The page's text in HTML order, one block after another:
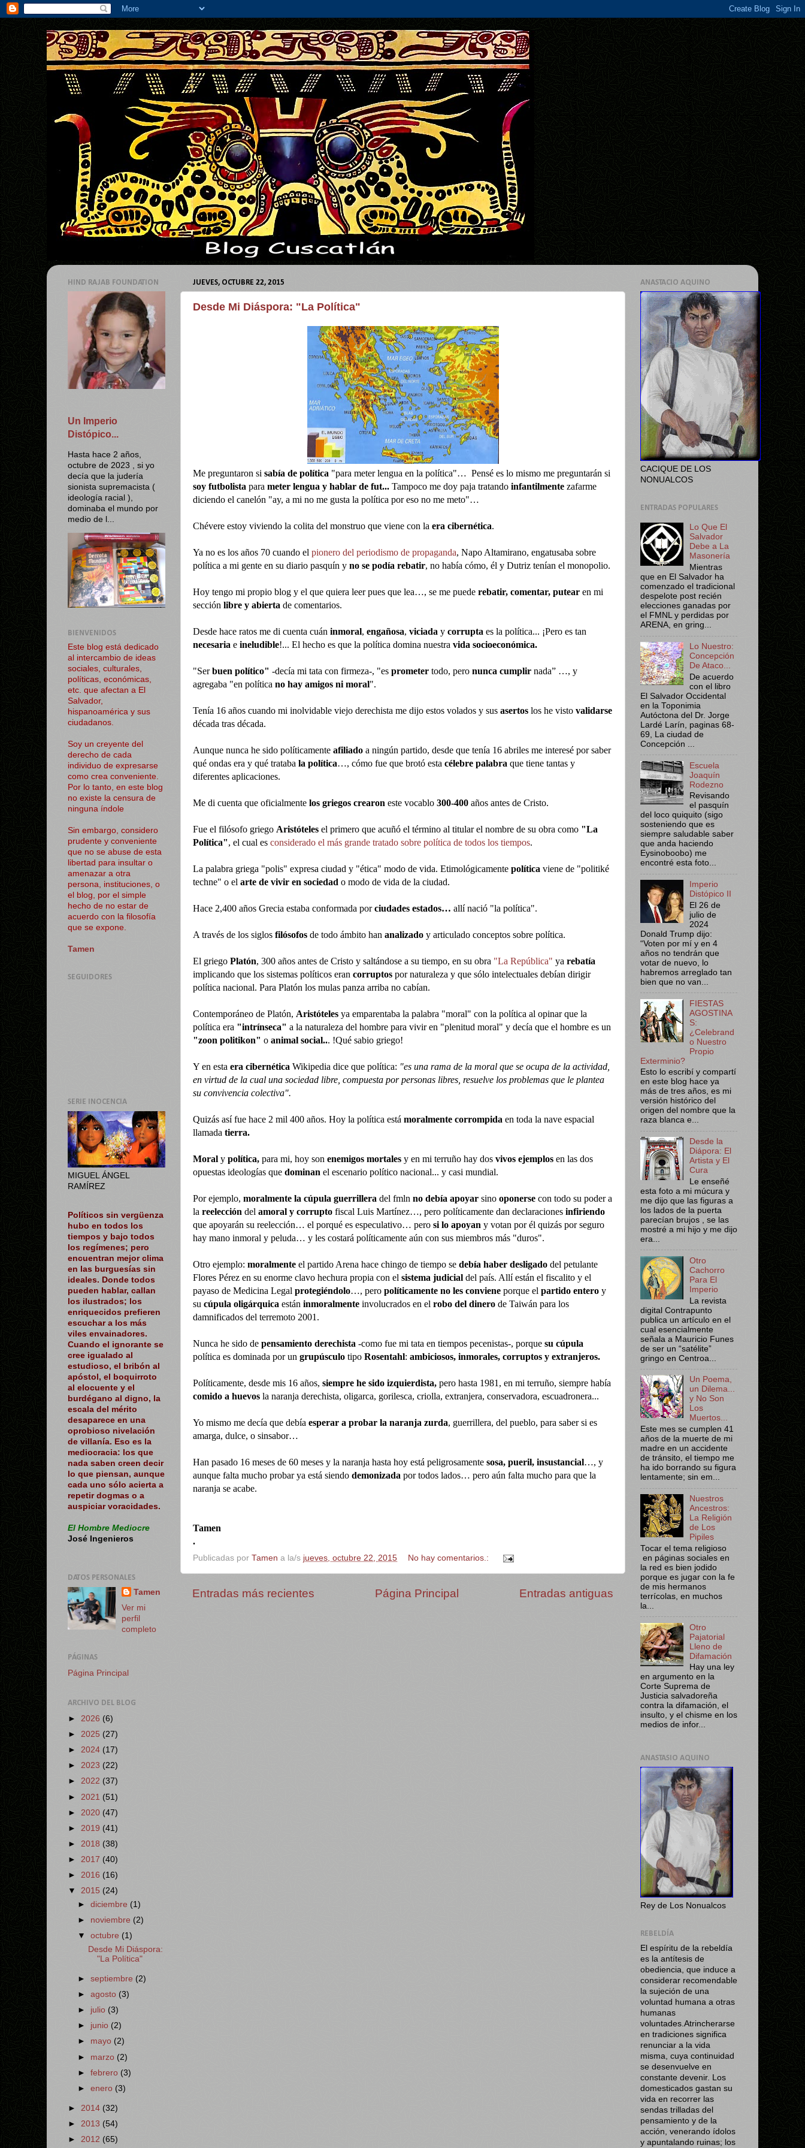
JUEVES, OCTUBRE 22, 2015
Desde Mi Diáspora: "La Política"
Me preguntaron si sabía de política "para meter lengua en la política"… Pensé es lo mismo me preguntarán si
soy futbolista para meter lengua y hablar de fut... Tampoco me doy paja tratando infantilmente zafarme
diciendo el canelón "ay, a mi no me gusta la política por eso no me meto"…
Chévere estoy viviendo la colita del monstruo que viene con la era cibernética.
Ya no es los años 70 cuando el pionero del periodismo de propaganda, Napo Altamirano, engatusaba sobre
política a mi gente en su diario pasquín y no se podía rebatir, no había cómo, él y Dutriz tenían el monopolio.
Hoy tengo mi propio blog y el que quiera leer pues que lea…, se me puede rebatir, comentar, putear en mi
sección libre y abierta de comentarios.
Desde hace ratos me di cuenta cuán inmoral, engañosa, viciada y corrupta es la política... ¡Pero es tan
necesaria e ineludible!... El hecho es que la política domina nuestra vida socioeconómica.
"Serbuen político" -decía mi tata con firmeza-, "es prometer todo, pero nunca cumplir nada” …, y
agregaba "en política no hay amigos ni moral".
Tenía 16 años cuando mi inolvidable viejo derechista me dijo estos volados y sus asertos los he visto validarse
década tras década.
Aunque nunca he sido políticamente afiliado a ningún partido, desde que tenía 16 abriles me interesé por saber
qué ondas era y qué trataba la política…, cómo fue que brotó esta célebre palabra que tiene tantas y
diferentes aplicaciones.
Me di cuenta que oficialmente los griegos crearon este vocablo 300-400 años antes de Cristo.
Fue el filósofo griego Aristóteles el primero que acuñó el término al titular el nombre de su obra como "La
Política", el cual es considerado el más grande tratado sobre política de todos los tiempos.
La palabra griega "polis" expresa ciudad y "ética" modo de vida. Etimológicamente política viene de "politiké
techne" o el arte de vivir en sociedad o modo de vida de la ciudad.
Hace 2,400 años Grecia estaba conformada porciudades estados… allí nació "la política".
A través de los siglos filósofos de todo ámbito han analizado y articulado conceptos sobre política.
El griego Platón, 300 años antes de Cristo y saltándose a su tiempo, en su obra "La República" ya rebatía
implicando que los sistemas políticos eran corruptos por naturaleza y que sólo intelectuales debían dirigir
política nacional. Para Platón los mulas panza arriba no cabían.
Contemporáneo de Platón, Aristóteles ya emparentaba la palabra "moral" con la política al opinar que la
política era "intrínseca" a la naturaleza del hombre para vivir en "plenitud moral" y decía que el hombre es un
"zoon politikon" o animal social... !Qué sabio griego!
Y en esta era cibernética Wikipedia dice que política: "es una rama de la moral que se ocupa de la actividad,
en virtud de la cual una sociedad libre, compuesta por personas libres, resuelve los problemas que le plantea
su convivencia colectiva".
Quizás así fue hace 2 mil 400 años. Hoy la política está moralmente corrompida en toda la nave espacial
llamada tierra.
Moral y política, para mi, hoy son enemigos mortales y en mi terruño hay dos vivos ejemplos en las dos
opuestas ideologías que dominan el escenario político nacional... y casi mundial.
Por ejemplo, moralmente la cúpula guerrillera del fmln no debía apoyar sino oponerse con todo su poder a
la reelección del amoral y corrupto fiscal Luis Martínez…, pero políticamente dan declaraciones infiriendo
que apoyarán su reelección… el porqué es especulativo… pero si lo apoyan y votan por él quizás por seguro
hay mano inmoral y peluda… y les costará políticamente aún con sus miembros más "duros".
Otro ejemplo: moralmente el partido Arena hace chingo de tiempo se debía haber desligado del petulante
Flores Pérez en su enorme clavo hechura propia con el sistema judicial del país. Allí están el fiscalito y el
payaso de Medicina Legal protegiéndolo…, pero políticamente no les conviene porque el partido entero y
su cúpula oligárquica están inmoralmente involucrados en el robo del dinero de Taiwán para los
damnificados del terremoto 2001.
Nunca he sido de pensamiento derechista -como fue mi tata en tiempos pecenistas-, porque su cúpula
política es dominada por un grupúsculo tipo Rosentahl: ambiciosos, inmorales, corruptos y extranjeros.
Políticamente, desde mis 16 años, siempre he sido izquierdista, pero hasta 1981, en mi terruño, siempre había
comido a huevos la naranja derechista, oligarca, gorilesca, criolla, extranjera, conservadora, escuadronera...
Yo mismo me decía que debía esperar a probar la naranja zurda, guerrillera, del pueblo, para saber si es
amarga, dulce, o sinsabor…
Han pasado 16 meses de 60 meses y la naranja hasta hoy está peligrosamente sosa, pueril, insustancial…, y
aunque falta mucho probar ya está siendo demonizada por todos lados… pero aún falta mucho para que la
naranja se acabe.
Tamen
.
Publicadas por Tamen a la/s jueves, octubre 22, 2015 No hay comentarios.:
Entradas más recientes Entradas antiguas
Página Principal
HIND RAJAB FOUNDATION
Un Imperio
Distópico...
Hasta hace 2 años,
octubre de 2023 , si yo
decía que la judería
sionista supremacista (
ideología racial ),
dominaba el mundo por
medio de l...
BIENVENIDOS
Este blog está dedicado
al intercambio de ideas
sociales, culturales,
políticas, económicas,
etc. que afectan a El
Salvador,
hispanoamérica y sus
ciudadanos.
Soy un creyente del
derecho de cada
individuo de expresarse
como crea conveniente.
Por lo tanto, en este blog
no existe la censura de
ninguna índole
Sin embargo, considero
prudente y conveniente
que no se abuse de esta
libertad para insultar o
amenazar a otra
persona, instituciones, o
el blog, por el simple
hecho de no estar de
acuerdo con la filosofía
que se expone.
Tamen
SEGUIDORES
SERIE INOCENCIA
MIGUEL ÁNGEL
RAMÍREZ
Políticos sin vergüenza
hubo en todos los
tiempos y bajo todos
los regímenes; pero
encuentran mejor clima
en las burguesías sin
ideales. Donde todos
pueden hablar, callan
los ilustrados; los
enriquecidos prefieren
escuchar a los más
viles envainadores.
Cuando el ignorante se
cree igualado al
estudioso, el bribón al
apóstol, el boquirroto
al elocuente y el
burdégano al digno, la
escala del mérito
desaparece en una
oprobioso nivelación
de villanía. Eso es la
mediocracia: los que
nada saben creen decir
lo que piensan, aunque
cada uno sólo acierta a
repetir dogmas o a
auspiciar voracidades.
El Hombre Mediocre
José Ingenieros
DATOS PERSONALES
Tamen
Ver mi
perfil
completo
PÁGINAS
Página Principal
ARCHIVO DEL BLOG
► 2026 (6)
► 2025 (27)
► 2024 (17)
► 2023 (22)
► 2022 (37)
► 2021 (51)
► 2020 (47)
► 2019 (41)
► 2018 (38)
► 2017 (40)
► 2016 (16)
▼ 2015 (24)
►diciembre (1)
► noviembre (2)
▼octubre (1)
Desde Mi Diáspora:
"La Política"
►septiembre (2)
►agosto (3)
► julio (3)
► junio (2)
► mayo (2)
► marzo (2)
►febrero (3)
►enero (3)
► 2014 (32)
► 2013 (54)
► 2012 (65)
ANASTACIO AQUINO
CACIQUE DE LOS
NONUALCOS
ENTRADAS POPULARES
Lo Que El
Salvador
Debe a La
Masonería
Mientras
que en El Salvador ha
comenzado el tradicional
despelote post recién
elecciones ganadas por
el FMNL y perdidas por
ARENA, en gring...
Lo Nuestro:
Concepción
De Ataco...
De acuerdo
con el libro
El Salvador Occidental
en la Toponimia
Autóctona del Dr. Jorge
Lardé Larín, paginas 68-
69, La ciudad de
Concepción ...
Escuela
Joaquín
Rodezno
Revisando
el pasquín
del loco quiquito (sigo
sosteniendo que es
siempre saludable saber
que anda haciendo
Eysinoboobo) me
encontré esta foto...
Imperio
Distópico II
El 26 de
julio de
2024
Donald Trump dijo:
“Voten por mí y en 4
años no tendrán que
votar de nuevo, lo
habremos arreglado tan
bien que no van...
FIESTAS
AGOSTINA
S:
¿Celebrand
o Nuestro
Propio
Exterminio?
Esto lo escribí y compartí
en este blog hace ya
más de tres años, es mi
versión histórico del
origen del nombre que la
raza blanca e...
Desde la
Diápora: El
Artista y El
Cura
Le enseñé
esta foto a mi múcura y
me dijo que las figuras a
los lados de la puerta
parecían brujos , se las
mostré a mi hijo y me dijo
era...
Otro
Cachorro
Para El
Imperio
La revista
digital Contrapunto
publica un artículo en el
cual esencialmente
señala a Mauricio Funes
de ser un “satélite”
gringo en Centroa...
Un Poema,
un Dilema...
y No Son
Los
Muertos...
Este mes se cumplen 41
años de la muerte de mi
madre en un accidente
de tránsito, el tiempo me
ha ido borrando su figura
lentamente; sin em...
Nuestros
Ancestros:
La Religión
de Los
Pipiles
Tocar el tema religioso
en páginas sociales en
la red es bien jodido
porque es jugar con la fe
de mis hermanos
terrícolas, en muchos
la...
Otro
Pajatorial
Lleno de
Difamación
Hay una ley
en argumento en la
Corte Suprema de
Justicia salvadoreña
contra la difamación, el
insulto, y el chisme en los
medios de infor...
ANASTASIO AQUINO
Rey de Los Nonualcos
REBELDÍA
El espíritu de la rebeldía
es la antítesis de
obediencia, que induce a
considerar recomendable
la sujeción de una
voluntad humana a otras
humanas
voluntades.Atrincherarse
en tradiciones significa
renunciar a la vida
misma, cuya continuidad
se desenvuelve en
constante devenir. Los
domesticados gastan su
vida en recorrer las
sendas trilladas del
pensamiento y de la
acción, venerando ídolos
y apuntalando ruinas; los